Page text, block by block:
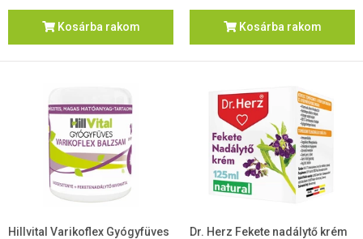
Kosárba rakom Kosárba rakom
Hillvital Varikoflex Gyógyfüves
Dr. Herz Fekete nadálytő krém